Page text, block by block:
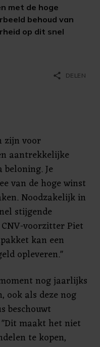
met de hoge
behoud van
op dit snel
share DELEN
zijn voor
aantrekkelijke
Je
van de hoge winst
Noodzakelijk in
stijgende
voorzitter Piet
kan een
opleveren."
nog jaarlijks
ook als deze nog
beschouwt
maakt het niet
te kopen,